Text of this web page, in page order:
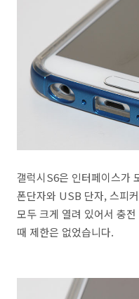
갤럭시S6은 인터페이스가
폰단자와 USB 단자, 스피
모두 크게 열려 있어서 충
때 제한은 없었습니다.